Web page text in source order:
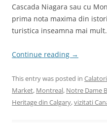
Cascada Niagara sau cu
prima nota maxima din
turistica inseamna mai
Continue reading →
This entry was posted in
Market, Montreal, Notre Dame
Heritage din Calgary,vizitati